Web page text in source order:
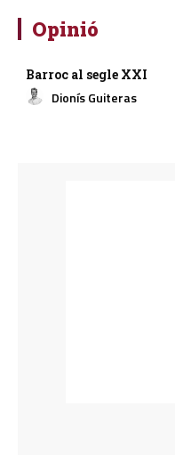
Opinió
Barroc al segle XXI
Dionís Guiteras